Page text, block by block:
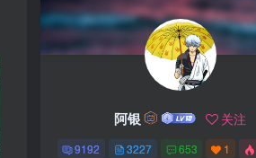
阿银 关注
9192 3227 653 1